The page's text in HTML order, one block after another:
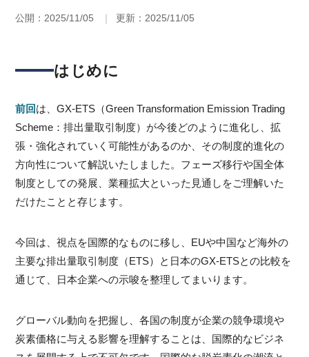
公開：2025/11/05 更新：2025/11/05
はじめに
前回は、GX-ETS（Green Transformation Emission Trading
Scheme：排出量取引制度）が今後どのように進化し、拡
張・強化されていく可能性があるのか、その制度的進化の
方向性について解説いたしました。フェーズ移行や国全体
制度としての発展、業種拡大といった見通しをご理解いた
だけたことと存じます。
今回は、視点を国際的なものに移し、EUや中国など海外の
主要な排出量取引制度（ETS）と日本のGX-ETSとの比較を
通じて、日本企業への示唆を整理してまいります。
グローバル動向を把握し、各国の制度が企業の競争環境や
炭素価格に与える影響を理解することは、国際的なビジネ